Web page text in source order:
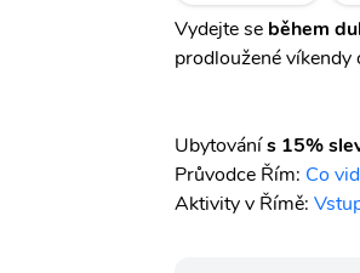
Vydejte se během
prodloužené
Ubytovánís 15%
Průvodce Řím: Co
Aktivity v Římě: